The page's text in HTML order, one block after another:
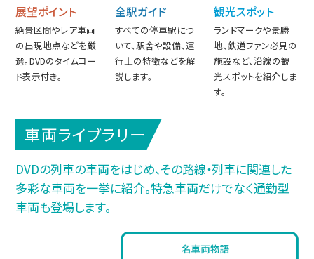
展望ポイント
絶景区間やレア車両
の出現地点などを厳
選。DVDのタイムコー
ド表示付き。
全駅ガイド
すべての停車駅につ
いて、駅舎や設備、運
行上の特徴などを解
説します。
観光スポット
ランドマークや景勝
地、鉄道ファン必見の
施設など、沿線の観
光スポットを紹介しま
す。
車両ライブラリー
DVDの列車の車両をはじめ、その路線・列車に関連した
多彩な車両を一挙に紹介。特急車両だけでなく通勤型
車両も登場します。